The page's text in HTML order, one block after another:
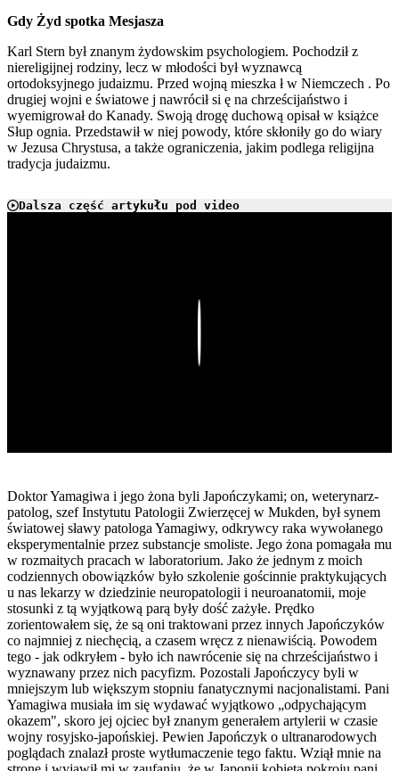
Gdy Żyd spotka Mesjasza
Karl Stern był znanym żydowskim psychologiem. Pochodził z
niereligijnej rodziny, lecz w młodości był wyznawcą
ortodoksyjnego judaizmu. Przed wojną mieszka ł w Niemczech . Po
drugiej wojni e światowe j nawrócił si ę na chrześcijaństwo i
wyemigrował do Kanady. Swoją drogę duchową opisał w książce
Słup ognia. Przedstawił w niej powody, które skłoniły go do wiary
w Jezusa Chrystusa, a także ograniczenia, jakim podlega religijna
tradycja judaizmu.
Dalsza część artykułu pod video
Doktor Yamagiwa i jego żona byli Japończykami; on, weterynarz-
patolog, szef Instytutu Patologii Zwierzęcej w Mukden, był synem
światowej sławy patologa Yamagiwy, odkrywcy raka wywołanego
eksperymentalnie przez substancje smoliste. Jego żona pomagała mu
w rozmaitych pracach w laboratorium. Jako że jednym z moich
codziennych obowiązków było szkolenie gościnnie praktykujących
u nas lekarzy w dziedzinie neuropatologii i neuroanatomii, moje
stosunki z tą wyjątkową parą były dość zażyłe. Prędko
zorientowałem się, że są oni traktowani przez innych Japończyków
co najmniej z niechęcią, a czasem wręcz z nienawiścią. Powodem
tego - jak odkryłem - było ich nawrócenie się na chrześcijaństwo i
wyznawany przez nich pacyfizm. Pozostali Japończycy byli w
mniejszym lub większym stopniu fanatycznymi nacjonalistami. Pani
Yamagiwa musiała im się wydawać wyjątkowo „odpychającym
okazem", skoro jej ojciec był znanym generałem artylerii w czasie
wojny rosyjsko-japońskiej. Pewien Japończyk o ultranarodowych
poglądach znalazł proste wytłumaczenie tego faktu. Wziął mnie na